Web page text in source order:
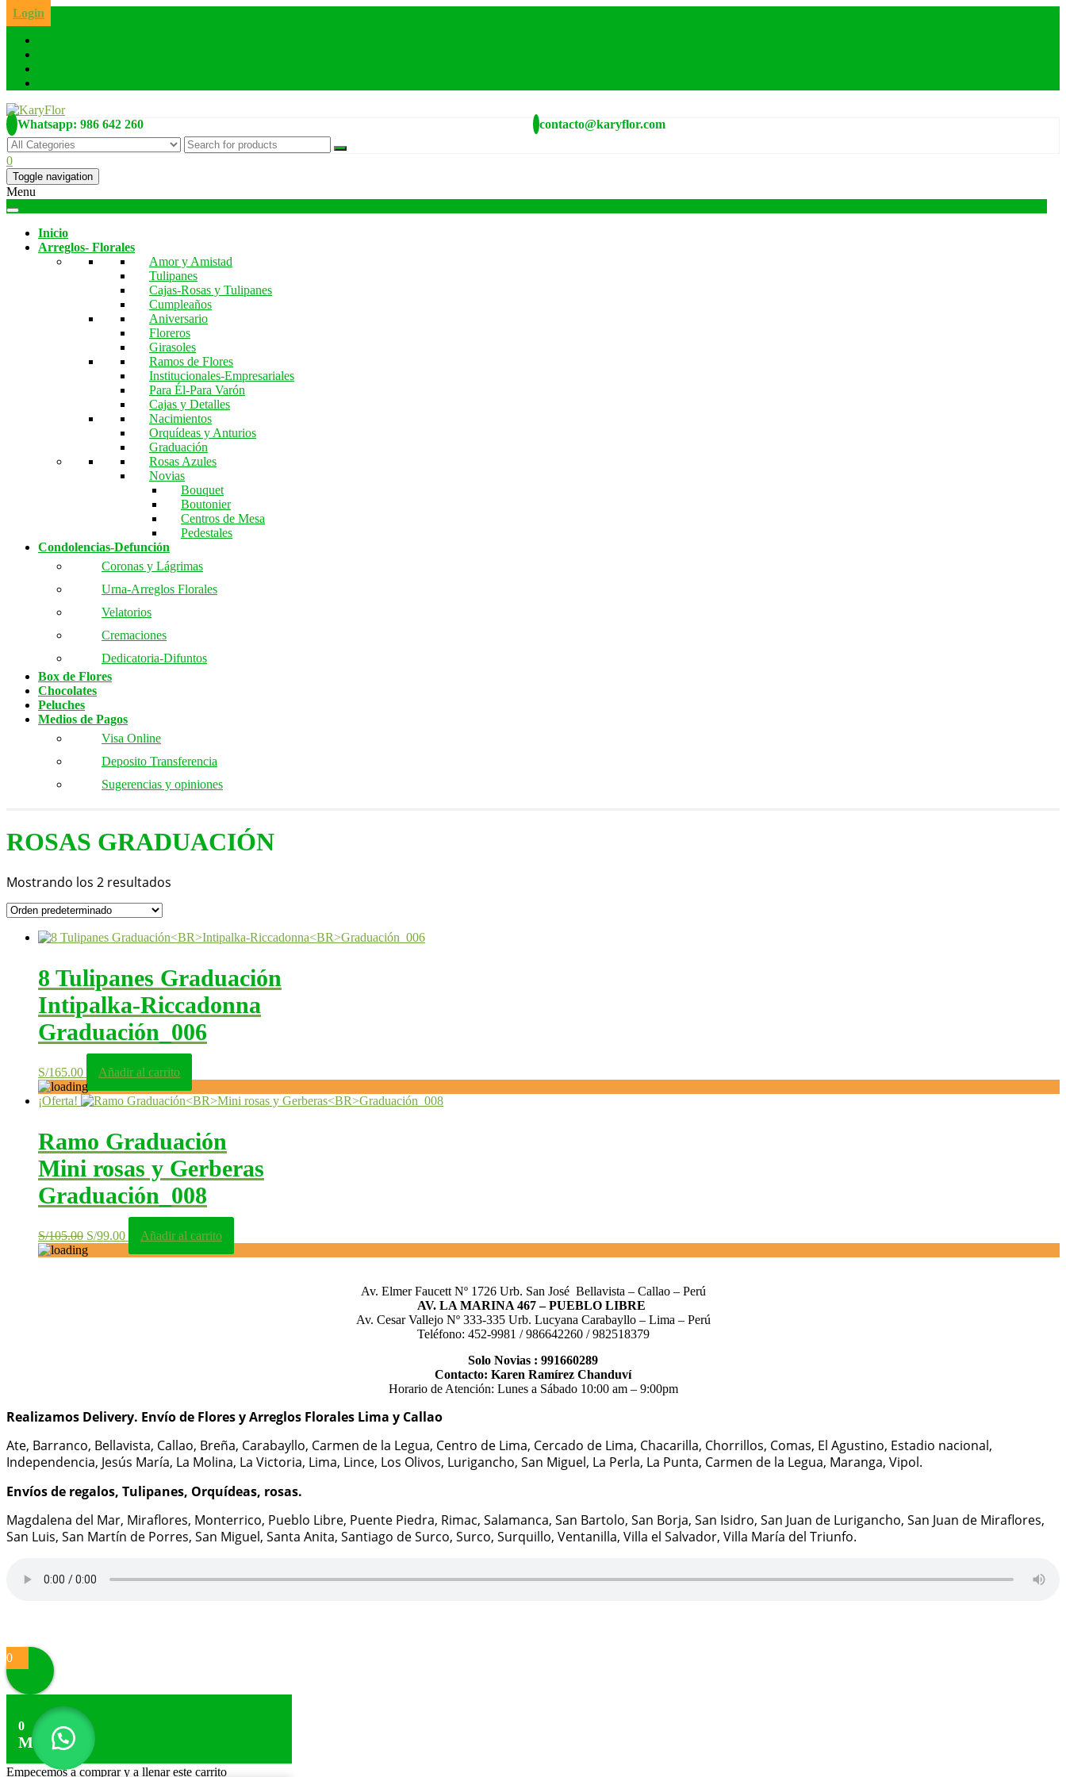
Skip
to
content
Login
Whatsapp: 986 642 260 contacto@karyflor.com
0
Toggle navigation
Menu
Inicio
Arreglos- Florales
Amor y Amistad
Tulipanes
Cajas-Rosas y Tulipanes
Cumpleaños
Aniversario
Floreros
Girasoles
Ramos de Flores
Institucionales-Empresariales
Para Él-Para Varón
Cajas y Detalles
Nacimientos
Orquídeas y Anturios
Graduación
Rosas Azules
Novias
Bouquet
Boutonier
Centros de Mesa
Pedestales
Condolencias-Defunción
Coronas y Lágrimas
Urna-Arreglos Florales
Velatorios
Cremaciones
Dedicatoria-Difuntos
Box de Flores
Chocolates
Peluches
Medios de Pagos
Visa Online
Deposito Transferencia
Sugerencias y opiniones
ROSAS GRADUACIÓN
Mostrando los 2 resultados
8 Tulipanes Graduación
Intipalka-Riccadonna
Graduación_006
S/165.00 Añadir al carrito
¡Oferta!
Ramo Graduación
Mini rosas y Gerberas
Graduación_008
S/105.00 El
precio
S/99.00El
Añadir al carrito
Av. Elmer Faucett Nº 1726 Urb. San José Bellavista – Callao – Perú
AV. LA MARINA 467 – PUEBLO LIBRE
Av. Cesar Vallejo Nº 333-335 Urb. Lucyana Carabayllo – Lima – Perú
Teléfono: 452-9981 / 986642260 / 982518379
Solo Novias : 991660289
Contacto: Karen Ramírez Chanduví
Horario de Atención: Lunes a Sábado 10:00 am – 9:00pm
Realizamos Delivery. Envío de Flores y Arreglos Florales Lima y Callao
Ate, Barranco, Bellavista, Callao, Breña, Carabayllo, Carmen de la Legua, Centro de Lima, Cercado de Lima, Chacarilla, Chorrillos, Comas, El Agustino, Estadio nacional,
Independencia, Jesús María, La Molina, La Victoria, Lima, Lince, Los Olivos, Lurigancho, San Miguel, La Perla, La Punta, Carmen de la Legua, Maranga, Vipol.
Envíos de regalos, Tulipanes, Orquídeas, rosas.
Magdalena del Mar, Miraflores, Monterrico, Pueblo Libre, Puente Piedra, Rimac, Salamanca, San Bartolo, San Borja, San Isidro, San Juan de Lurigancho, San Juan de Miraflores,
San Luis, San Martín de Porres, San Miguel, Santa Anita, Santiago de Surco, Surco, Surquillo, Ventanilla, Villa el Salvador, Villa María del Triunfo.
0
0
Mi Carrito
Empecemos a comprar y a llenar este carrito